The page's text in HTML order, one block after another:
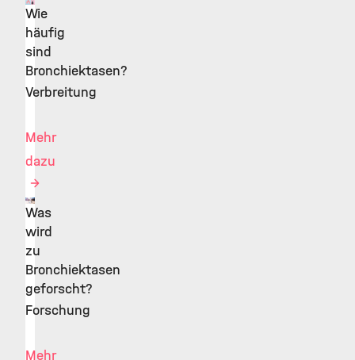
©
©
Wie
häufig
sind
Bronchiektasen?
Verbreitung
Mehr
dazu
Was
wird
zu
Bronchiektasen
geforscht?
Forschung
Mehr